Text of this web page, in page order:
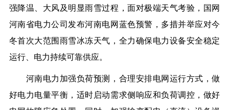
强降温、大风及明显雨雪过程，面对极端天气考验，国网
河南省电力公司发布河南电网蓝色预警，多措并举应对今
冬首次大范围雨雪冰冻天气，全力确保电力设备安全稳定
运行、电力持续可靠供应。
河南电力加强负荷预测，合理安排电网运行方式，做
好电力电量平衡，适时启动需求侧响应和负荷调控，做好